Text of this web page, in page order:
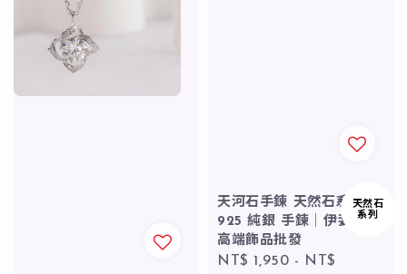
天然石
系列
天河石手鍊 天然石系列
925 純銀 手鍊｜伊姿寶
高端飾品批發
Regular
NT$ 1,950 -
NT$